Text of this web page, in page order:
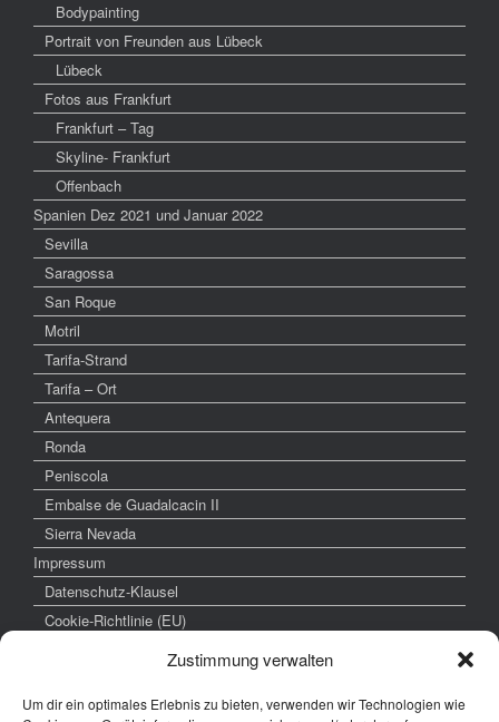
Zustimmung verwalten
Um dir ein optimales Erlebnis zu bieten, verwenden wir Technologien wie
Bodypainting
Portrait von Freunden aus Lübeck
Lübeck
Fotos aus Frankfurt
Frankfurt – Tag
Skyline- Frankfurt
Offenbach
Spanien Dez 2021 und Januar 2022
Sevilla
Saragossa
San Roque
Motril
Tarifa-Strand
Tarifa – Ort
Antequera
Ronda
Peniscola
Embalse de Guadalcacin II
Sierra Nevada
Impressum
Datenschutz-Klausel
Cookie-Richtlinie (EU)
weitere interessante Links